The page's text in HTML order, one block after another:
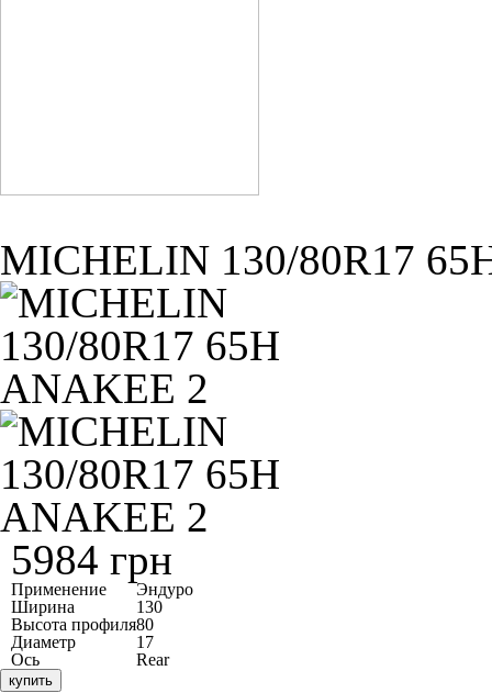
MICHELIN 130/80R17
5984 грн
Применение
Эндуро
Ширина
130
Высота профиля80
Диаметр
17
Ось
Rear
купить